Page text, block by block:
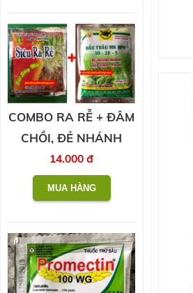
COMBO RA RỄ + ĐÂM
CHỒI, ĐẺ NHÁNH
14.000 đ